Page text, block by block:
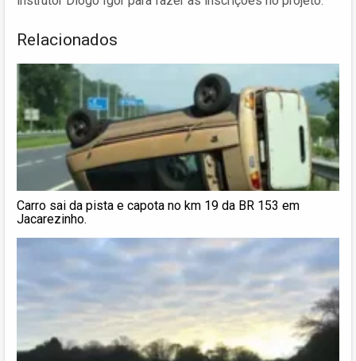
Relacionados
Carro sai da pista e capota no km 19 da BR 153 em
Jacarezinho.